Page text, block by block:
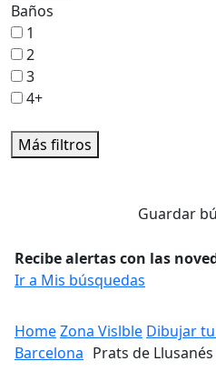
Baños
1
2
3
4+
Más filtros
Guardar
Recibe alertas con las
Ir a Mis búsquedas
HomeZona Vislble Dibujar
Barcelona Prats de Llusanés